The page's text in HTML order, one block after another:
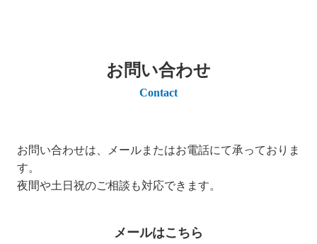
お問い合わせ
Contact
お問い合わせは、メールまたはお電話にて承っておりま
す。
夜間や土日祝のご相談も対応できます。
メールはこちら